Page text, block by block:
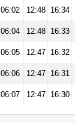
06:02 12:48 16:34
06:04 12:48 16:33
06:05 12:47 16:32
06:06 12:47 16:31
06:07 12:47 16:30